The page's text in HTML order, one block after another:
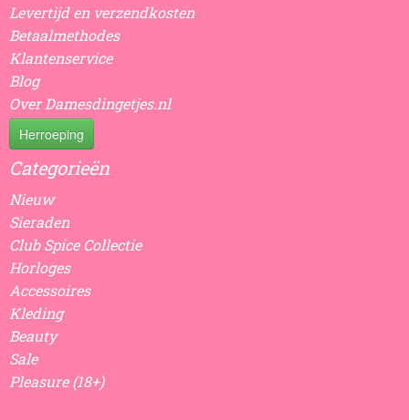
Levertijd en verzendkosten
Betaalmethodes
Klantenservice
Blog
Over Damesdingetjes.nl
Herroeping
Categorieën
Nieuw
Sieraden
Club Spice Collectie
Horloges
Accessoires
Kleding
Beauty
Sale
Pleasure (18+)